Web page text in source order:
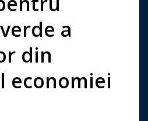
a
din
economiei